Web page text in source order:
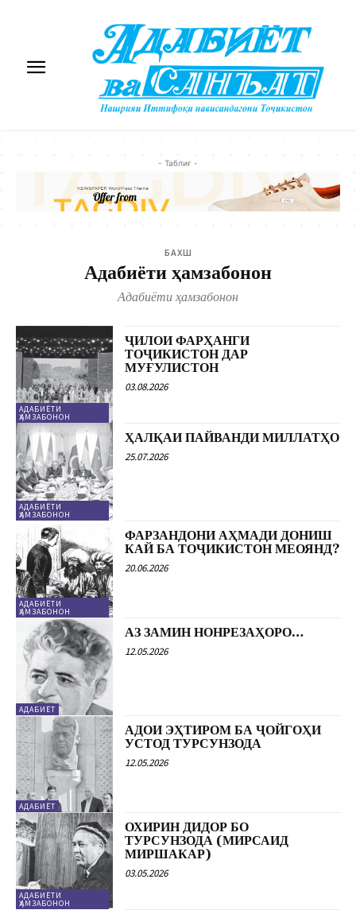
- Таблиғ -
БАХШ
Адабиёти ҳамзабонон
Адабиёти ҳамзабонон
АДАБИЁТИ
ҲАМЗАБОНОН
ҶИЛОИ ФАРҲАНГИ
ТОҶИКИСТОН ДАР
МУҒУЛИСТОН
03.08.2026
АДАБИЁТИ
ҲАМЗАБОНОН
ҲАЛҚАИ ПАЙВАНДИ МИЛЛАТҲО
25.07.2026
АДАБИЁТИ
ҲАМЗАБОНОН
ФАРЗАНДОНИ АҲМАДИ ДОНИШ
КАЙ БА ТОҶИКИСТОН МЕОЯНД?
20.06.2026
АДАБИЁТ
АЗ ЗАМИН НОНРЕЗАҲОРО…
12.05.2026
АДАБИЁТ
АДОИ ЭҲТИРОМ БА ҶОЙГОҲИ
УСТОД ТУРСУНЗОДА
12.05.2026
АДАБИЁТИ
ҲАМЗАБОНОН
ОХИРИН ДИДОР БО
ТУРСУНЗОДА (МИРСАИД
МИРШАКАР)
03.05.2026